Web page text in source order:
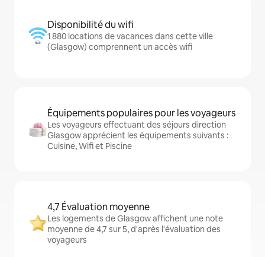
Disponibilité du wifi
1 880 locations de vacances dans cette ville
(Glasgow) comprennent un accès wifi
Équipements populaires pour les voyageurs
Les voyageurs effectuant des séjours direction
Glasgow apprécient les équipements suivants :
Cuisine, Wifi et Piscine
4,7 Évaluation moyenne
Les logements de Glasgow affichent une note
moyenne de 4,7 sur 5, d'après l'évaluation des
voyageurs